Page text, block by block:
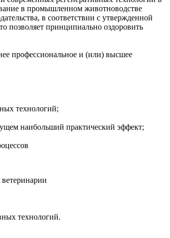
в промышленном животноводстве
в соответствии с утвержденной
позволяет принципиально оздоровить
профессиональное и (или) высшее
технологий;
наибольший практический эффект;
ветеринарии
технологий.